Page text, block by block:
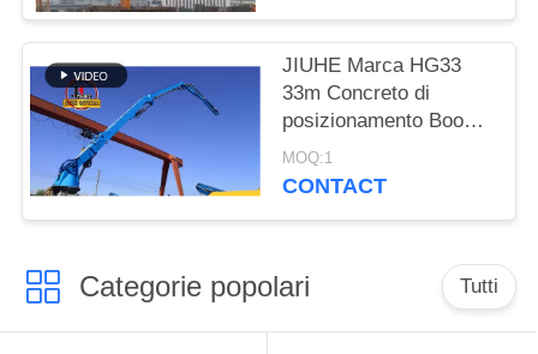
JIUHE Marca HG33
33m Concreto di
posizionamento Boom
dell'industria leader
Boom Tecnologia per
MOQ:1
CONTACT
Categorie popolari Tutti